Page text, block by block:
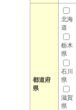
都道府
県
北海
道
栃木
県
石川
県
滋賀
県